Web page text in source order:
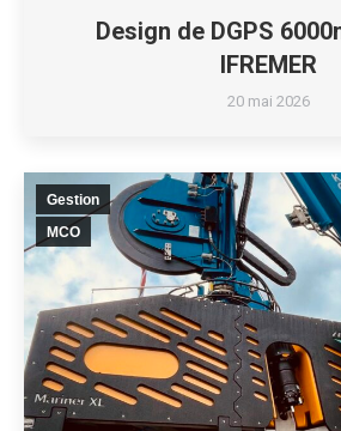
Design de DGPS
IFREMER
20 mai 2026
Gestion
MCO